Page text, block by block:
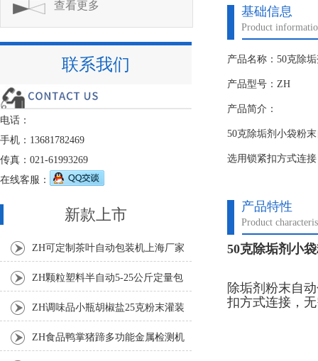
基础信息
Product
产品名称：50克除
产品型号：ZH
产品简介：
50克除垢剂小袋粉
选用锁紧扣方式连
产品特性
Product
50克除垢剂小
除垢剂粉末自
扣方式连接，
查看更多
联系我们
电话：
手机：13681782469
传真：021-61993269
在线客服：
新款上市
ZH可定制茶叶自动包装机上海厂家
ZH颗粒塑料半自动5-25公斤定量包
装机 ZH调味品小瓶胡椒盐25克粉末灌装
ZH食品鸭掌猪蹄多功能金属检测机